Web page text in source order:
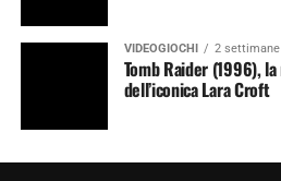
VIDEOGIOCHI 2
Tomb Raider (1996),
dell’iconica Lara Croft